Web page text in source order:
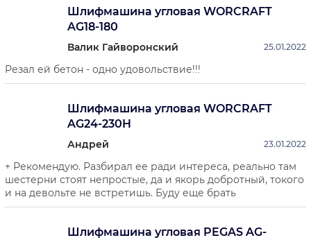
Шлифмашина угловая WORCRAFT
AG18-180
Валик Гайворонский 25.01.2022
Резал ей бетон - одно удовольствие!!!
Шлифмашина угловая WORCRAFT
AG24-230H
Андрей 23.01.2022
+ Рекомендую. Разбирал ее ради интереса, реально там
шестерни стоят непростые, да и якорь добротный, токого
и на девольте не встретишь. Буду еще брать
Шлифмашина угловая PEGAS AG-